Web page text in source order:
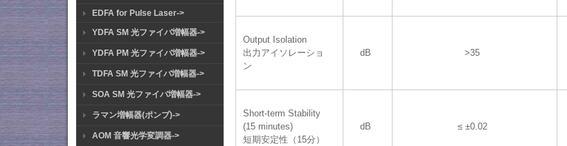
EDFA for Pulse Laser->
YDFA SM 光ファイバ増幅器->
YDFA PM 光ファイバ増幅器->
TDFA SM 光ファイバ増幅器->
SOA SM 光ファイバ増幅器->
ラマン増幅器(ポンプ)->
AOM 音響光学変調器->
Output Isolation
出力アイソレーショ
ン
dB >35
Short-term Stability
(15 minutes)
短期安定性（15分）
dB ≤ ±0.02